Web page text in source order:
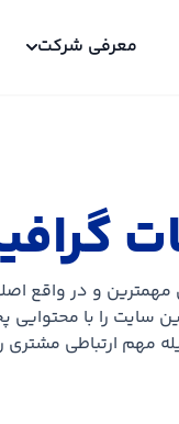
معرفی شرکت
و در واقع
سایت را با محتوایی
مهم ارتباطی مشتری